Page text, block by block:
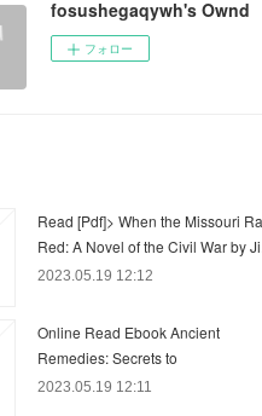
fosushegaqywh's Ownd
フォロー
Read [Pdf]> When the Missouri
Red: A Novel of the Civil War by
2023.05.19 12:12
Online Read Ebook Ancient
Remedies: Secrets to
2023.05.19 12:11